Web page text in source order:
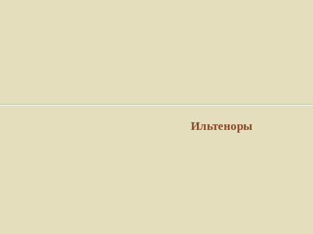
Ильтеноры